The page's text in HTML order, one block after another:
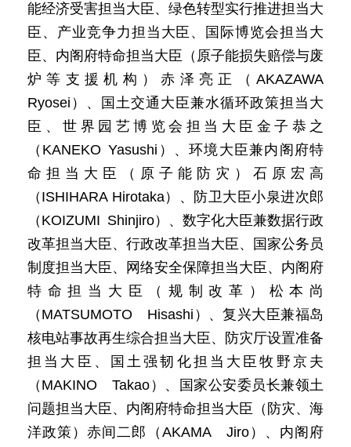
能经济受害担当大臣、绿色转型实行推进担当大
臣、产业竞争力担当大臣、国际博览会担当大
臣、内阁府特命担当大臣（原子能损失赔偿与废
炉等支援机构）赤泽亮正（AKAZAWA
Ryosei）、国土交通大臣兼水循环政策担当大
臣、世界园艺博览会担当大臣金子恭之
（KANEKO Yasushi）、环境大臣兼内阁府特
命担当大臣（原子能防灾）石原宏高
（ISHIHARA Hirotaka）、防卫大臣小泉进次郎
（KOIZUMI Shinjiro）、数字化大臣兼数据行政
改革担当大臣、行政改革担当大臣、国家公务员
制度担当大臣、网络安全保障担当大臣、内阁府
特命担当大臣（规制改革）松本尚
（MATSUMOTO Hisashi）、复兴大臣兼福岛
核电站事故再生综合担当大臣、防灾厅设置准备
担当大臣、国土强韧化担当大臣牧野京夫
（MAKINO Takao）、国家公安委员长兼领土
问题担当大臣、内阁府特命担当大臣（防灾、海
洋政策）赤间二郎（AKAMA Jiro）、内阁府